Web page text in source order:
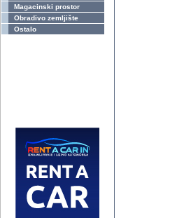
Magacinski prostor
Obradivo zemljište
Ostalo